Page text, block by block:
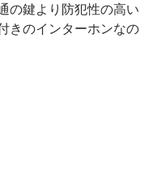
の鍵より防犯性の高い
きのインターホンなの